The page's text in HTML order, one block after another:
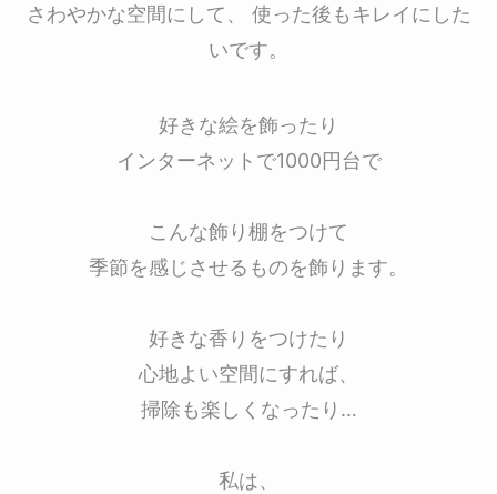
さわやかな空間にして、 使った後もキレイにした
いです。
好きな絵を飾ったり
インターネットで1000円台で
こんな飾り棚をつけて
季節を感じさせるものを飾ります。
好きな香りをつけたり
心地よい空間にすれば、
掃除も楽しくなったり…
私は、